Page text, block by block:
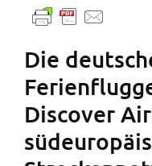
Die
Discover